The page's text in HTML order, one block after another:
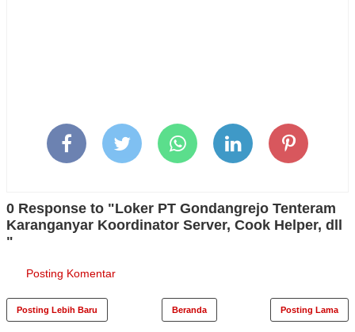
0 Response to "Loker PT Gondangrejo Tenteram
Karanganyar Koordinator Server, Cook Helper, dll
"
Posting Komentar
Posting Lebih Baru Posting Lama
Beranda